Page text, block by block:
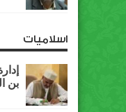
اسلاميات
بن